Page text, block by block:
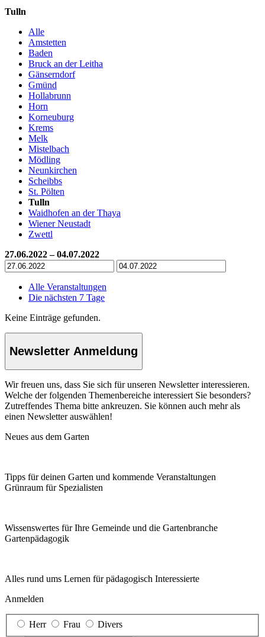
Tulln
Alle
Amstetten
Baden
Bruck an der Leitha
Gänserndorf
Gmünd
Hollabrunn
Horn
Korneuburg
Krems
Melk
Mistelbach
Mödling
Neunkirchen
Scheibbs
St. Pölten
Tulln
Waidhofen an der Thaya
Wiener Neustadt
Zwettl
27.06.2022 – 04.07.2022
Alle Veranstaltungen
Die nächsten 7 Tage
Keine Einträge gefunden.
Newsletter Anmeldung
Wir freuen uns, dass Sie sich für unseren Newsletter interessieren.
Welche der folgenden Themenbereiche interessiert Sie besonders?
Zutreffendes Thema bitte ankreuzen. Sie können auch mehr als
einen Newsletter auswählen!
Neues aus dem Garten
Tipps für deinen Garten und kommende Veranstaltungen
Grünraum für Spezialisten
Wissenswertes für Ihre Gemeinde und die Gartenbranche
Garten­pädagogik
Alles rund ums Lernen für pädagogisch Interessierte
Anmelden
Herr Frau
Divers